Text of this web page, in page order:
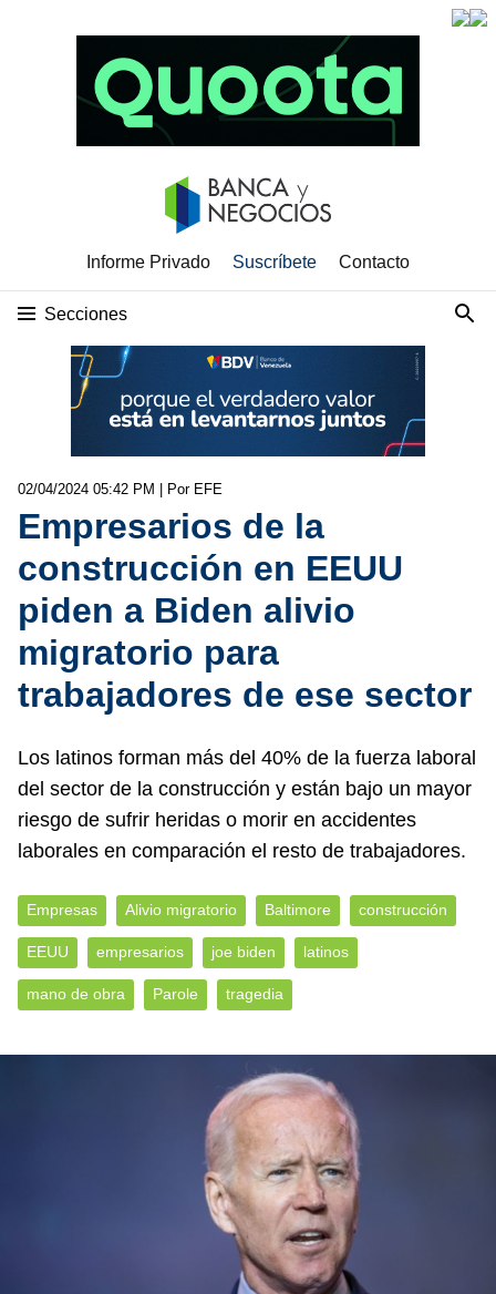
Informe Privado Suscríbete Contacto
Secciones
02/04/2024 05:42 PM | Por EFE
Empresarios de la
construcción en EEUU
piden a Biden alivio
migratorio para
trabajadores de ese sector
Los latinos forman más del 40% de la fuerza laboral
del sector de la construcción y están bajo un mayor
riesgo de sufrir heridas o morir en accidentes
laborales en comparación el resto de trabajadores.
Empresas Alivio migratorio Baltimore construcción
EEUU empresarios joe biden latinos
mano de obra Parole tragedia